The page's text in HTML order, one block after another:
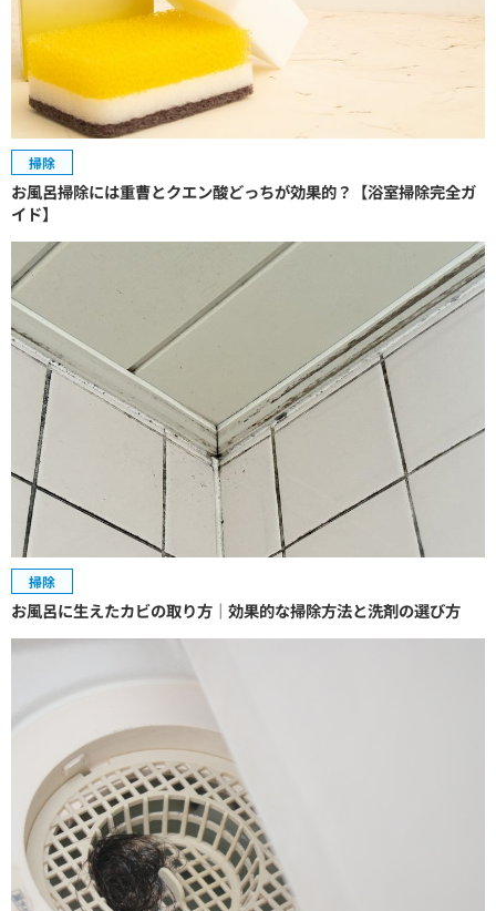
掃除
お風呂掃除には重曹とクエン酸どっちが効果的？【浴室掃除完全ガ
イド】
掃除
お風呂に生えたカビの取り方｜効果的な掃除方法と洗剤の選び方